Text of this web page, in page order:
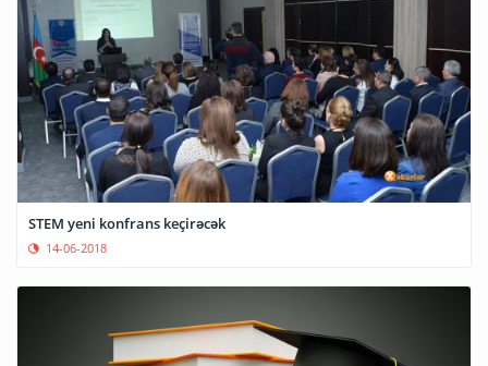
STEM yeni konfrans keçirəcək
14-06-2018